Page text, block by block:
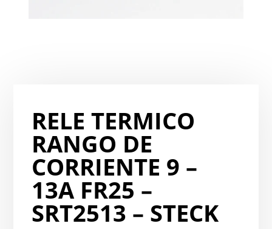
RELE TERMICO
RANGO DE
CORRIENTE 9 –
13A FR25 –
SRT2513 – STECK